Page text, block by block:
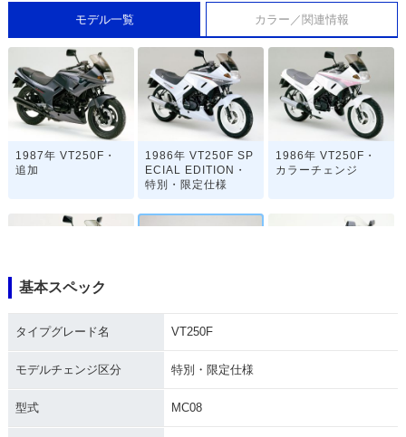
モデル一覧 カラー／関連情報
1987年 VT250F・
追加
1986年 VT250F SP
ECIAL EDITION・
特別・限定仕様
1986年 VT250F・
カラーチェンジ
フルモデルチェンジ
特別・限定仕様
基本スペック
タイプグレード名 VT250F
モデルチェンジ区分 特別・限定仕様
型式 MC08